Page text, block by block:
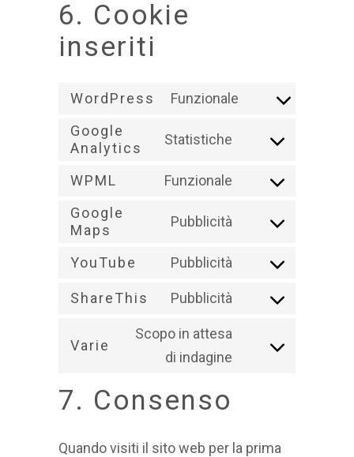
6. Cookie
inseriti
WordPress Funzionale
wordpress
Google
Analytics
Statistiche
google-
WPML Funzionale
wpml
Google
Maps
Pubblicità
google-
YouTube Pubblicità
youtube
ShareThis Pubblicità
Varie
Scopo in attesa
di indagine
7. Consenso
Quando visiti il sito web per la prima